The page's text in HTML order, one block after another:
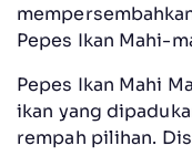
Pepes Ikan Mahi-
Pepes Ikan Mahi
ikan yang
rempah pilihan.